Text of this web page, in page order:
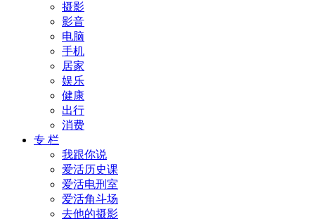
摄影
影音
电脑
手机
居家
娱乐
健康
出行
消费
专 栏
我跟你说
爱活历史课
爱活电刑室
爱活角斗场
去他的摄影